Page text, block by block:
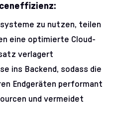
zu nutzen, teilen
eine optimierte Cloud-
verlagert
ins Backend, sodass die
Endgeräten performant
und vermeidet